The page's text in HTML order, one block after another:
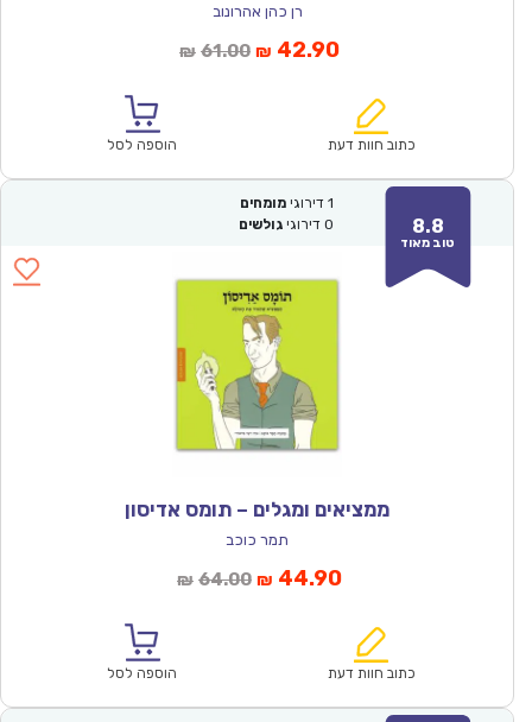
רן כהן אהרונוב
₪ 61.00המחיר
₪61.00.
₪ 42.90המחיר
הוא:
כתוב חוות דעת הוספה לסל
8.8
טוב מאוד
1 דירוגי מומחים
0 דירוגי גולשים
ממציאים ומגלים – תומס אדיסון
תמר כוכב
₪ 64.00המחיר
₪64.00.
₪ 44.90המחיר
הוא:
כתוב חוות דעת הוספה לסל